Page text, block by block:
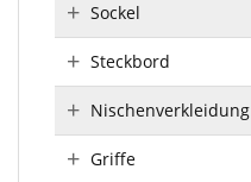
Sockel
Steckbord
Nischenverkleidung
Griffe